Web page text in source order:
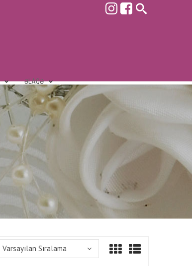
ƏLAQƏ
Varsayılan Sıralama